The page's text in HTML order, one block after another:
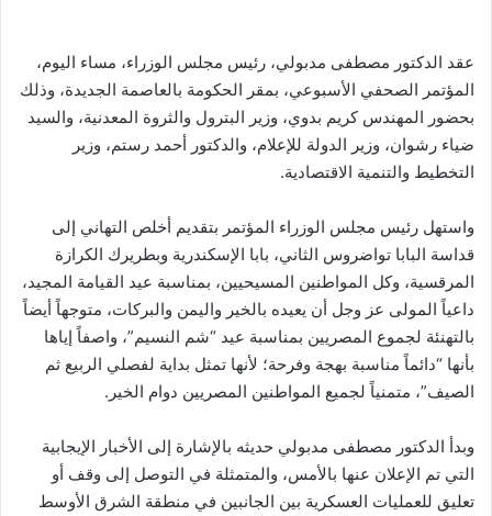
عقد الدكتور مصطفى مدبولي، رئيس مجلس الوزراء، مساء اليوم،
المؤتمر الصحفي الأسبوعي، بمقر الحكومة بالعاصمة الجديدة، وذلك
بحضور المهندس كريم بدوي، وزير البترول والثروة المعدنية، والسيد
ضياء رشوان، وزير الدولة للإعلام، والدكتور أحمد رستم، وزير
التخطيط والتنمية الاقتصادية.
واستهل رئيس مجلس الوزراء المؤتمر بتقديم أخلص التهاني إلى
قداسة البابا تواضروس الثاني، بابا الإسكندرية وبطريرك الكرازة
المرقسية، وكل المواطنين المسيحيين، بمناسبة عيد القيامة المجيد،
داعياً المولى عز وجل أن يعيده بالخير واليمن والبركات، متوجهاً أيضاً
بالتهنئة لجموع المصريين بمناسبة عيد “شم النسيم”، واصفاً إياها
بأنها “دائماً مناسبة بهجة وفرحة؛ لأنها تمثل بداية لفصلي الربيع ثم
الصيف”، متمنياً لجميع المواطنين المصريين دوام الخير.
وبدأ الدكتور مصطفى مدبولي حديثه بالإشارة إلى الأخبار الإيجابية
التي تم الإعلان عنها بالأمس، والمتمثلة في التوصل إلى وقف أو
تعليق للعمليات العسكرية بين الجانبين في منطقة الشرق الأوسط